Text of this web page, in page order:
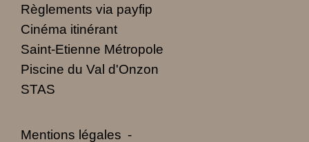
Règlements via payfip
Cinéma itinérant
Saint-Etienne Métropole
Piscine du Val d'Onzon
STAS
Mentions légales -